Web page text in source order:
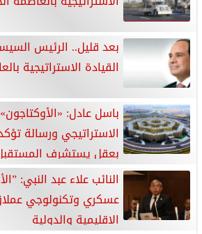
بعد قليل.. الرئيس
القيادة الاستراتيجية
باسل عادل:
الاستراتيجي ورسالة
بعقل يستشرف
النائب علاء عبد النبي:
عسكري وتكنولوجي
الإقليمية والدولية